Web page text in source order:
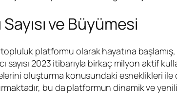
Sayısı ve Büyümesi
platformu olarak hayatına
sayısı 2023 itibarıyla birkaç milyon aktif
oluşturma konusundaki esneklikleri
bu da platformun dinamik ve